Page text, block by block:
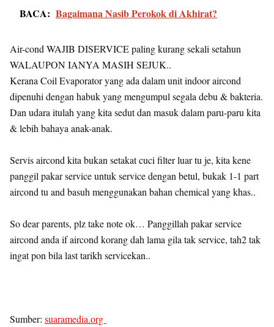
BACA: Bagaimana Nasib Perokok di Akhirat?
Air-cond WAJIB DISERVICE paling kurang sekali setahun
WALAUPON IANYA MASIH SEJUK..
Kerana Coil Evaporator yang ada dalam unit indoor aircond
dipenuhi dengan habuk yang mengumpul segala debu & bakteria.
Dan udara itulah yang kita sedut dan masuk dalam paru-paru kita
& lebih bahaya anak-anak.
Servis aircond kita bukan setakat cuci filter luar tu je, kita kene
panggil pakar service untuk service dengan betul, bukak 1-1 part
aircond tu and basuh menggunakan bahan chemical yang khas..
So dear parents, plz take note ok… Panggillah pakar service
aircond anda if aircond korang dah lama gila tak service, tah2 tak
ingat pon bila last tarikh servicekan..
Sumber: suaramedia.org